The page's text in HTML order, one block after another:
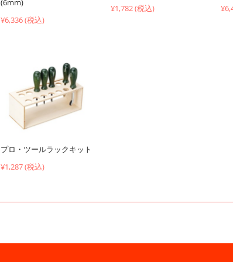
(6mm)
¥6,336 (税込)
¥1,782 (税込)
プロ・ツールラックキット
¥1,287 (税込)